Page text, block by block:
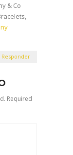
& Co
Responder
Required